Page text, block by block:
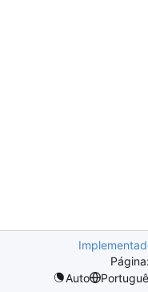
Página:
Auto